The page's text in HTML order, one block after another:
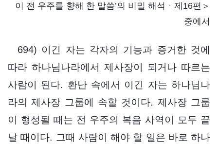
이 전 우주를 향해 한 말씀’의 비밀 해석ㆍ제16편＞
중에서
694) 이긴 자는 각자의 기능과 증거한 것에
따라 하나님나라에서 제사장이 되거나 따르는
사람이 된다. 환난 속에서 이긴 자는 하나님나
라의 제사장 그룹에 속할 것이다. 제사장 그룹
이 형성될 때는 전 우주의 복음 사역이 모두 끝
날 때이다. 그때 사람이 해야 할 일은 바로 하나